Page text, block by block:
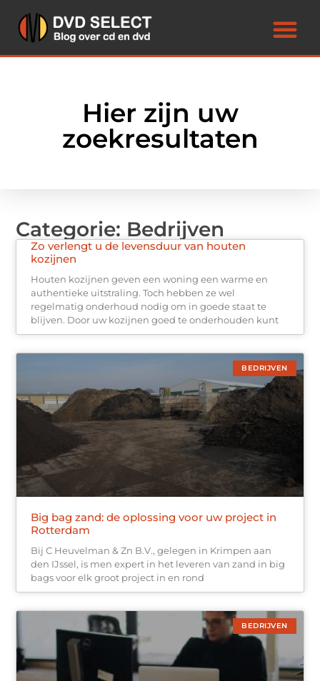
Hier zijn uw
zoekresultaten
Categorie: Bedrijven
Zo verlengt u de levensduur van houten
kozijnen
Houten kozijnen geven een woning een warme en
authentieke uitstraling. Toch hebben ze wel
regelmatig onderhoud nodig om in goede staat te
blijven. Door uw kozijnen goed te onderhouden kunt
BEDRIJVEN
Big bag zand: de oplossing voor uw project in
Rotterdam
Bij C Heuvelman & Zn B.V., gelegen in Krimpen aan
den IJssel, is men expert in het leveren van zand in big
bags voor elk groot project in en rond
BEDRIJVEN